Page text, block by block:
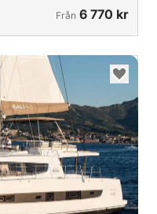
Från 6 770 kr